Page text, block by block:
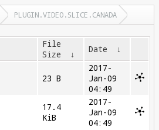
PLUGIN.VIDEO.SLICE.CANADA
File
Size
↓ Date ↓
23 B
2017-
Jan-09
04:49
17.4
KiB
2017-
Jan-09
04:49